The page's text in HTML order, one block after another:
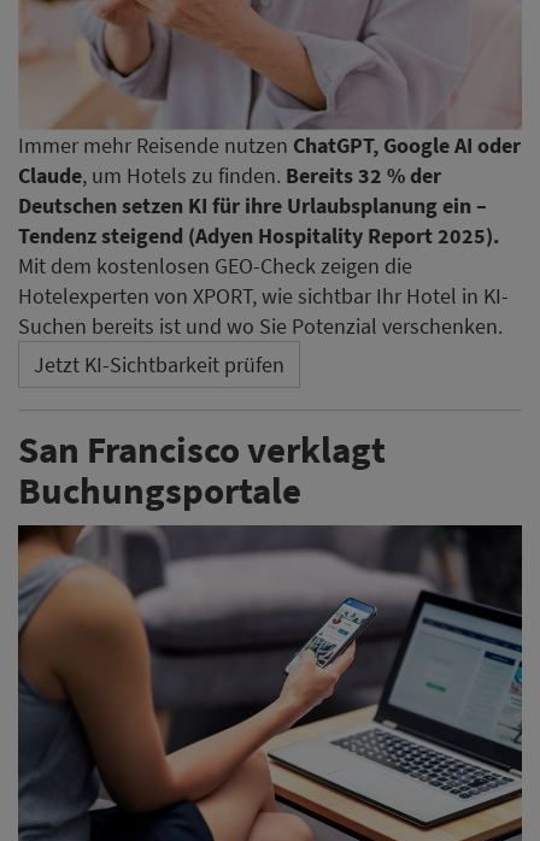
Immer mehr Reisende nutzen ChatGPT, Google AI oder
Claude, um Hotels zu finden. Bereits 32 % der
Deutschen setzen KI für ihre Urlaubsplanung ein –
Tendenz steigend (Adyen Hospitality Report 2025).
Mit dem kostenlosen GEO-Check zeigen die
Hotelexperten von XPORT, wie sichtbar Ihr Hotel in KI-
Suchen bereits ist und wo Sie Potenzial verschenken.
Jetzt KI-Sichtbarkeit prüfen
San Francisco verklagt
Buchungsportale